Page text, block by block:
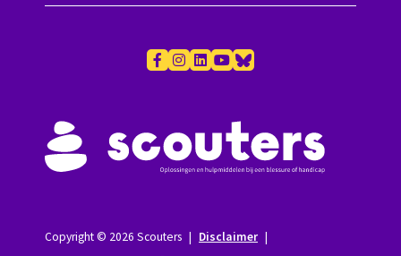
Copyright © 2026 Scouters | Disclaimer |